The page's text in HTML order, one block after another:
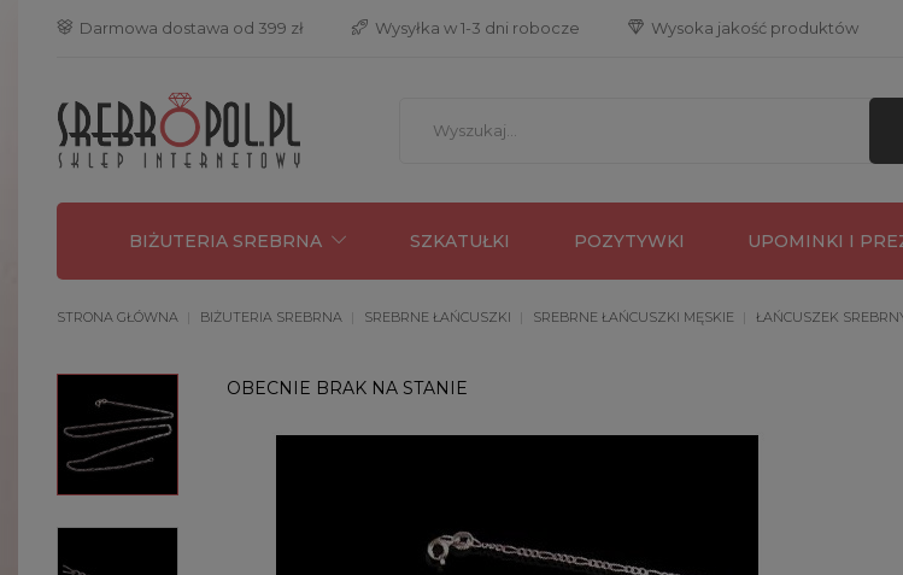
 Darmowa dostawa od 399 zł  Wysyłka w 1-3 dni robocze  Wysoka jakość produktów
BIŻUTERIA SREBRNA SZKATUŁKI POZYTYWKI UPOMINKI I
STRONA GŁÓWNA BIŻUTERIA SREBRNA SREBRNE ŁAŃCUSZKI SREBRNE ŁAŃCUSZKI MĘSKIE ŁAŃCUSZEK
OBECNIE BRAK NA STANIE